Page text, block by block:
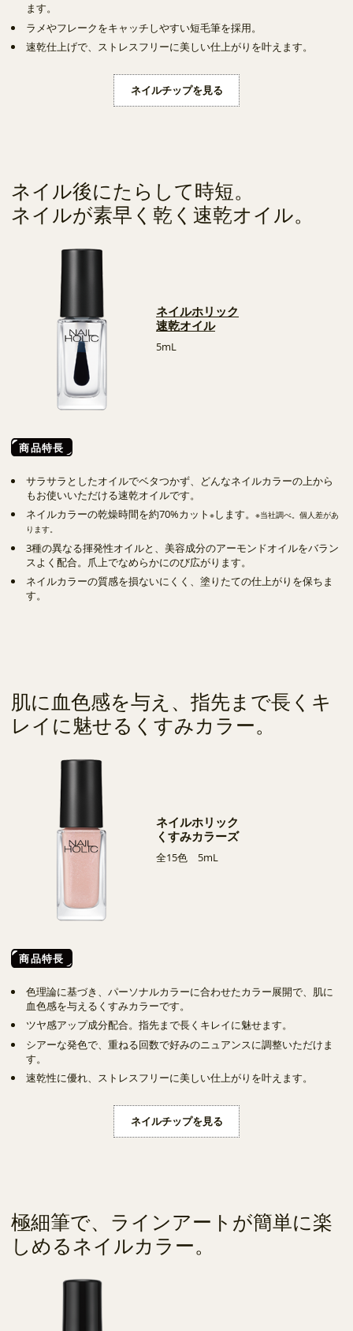
ます。
ラメやフレークをキャッチしやすい短毛筆を採用。
速乾仕上げで、ストレスフリーに美しい仕上がりを叶えます。
ネイルチップを見る
ネイル後にたらして時短。
ネイルが素早く乾く速乾オイル。
ネイルホリック
速乾オイル
5mL
商品特長
サラサラとしたオイルでベタつかず、どんなネイルカラーの上から
もお使いいただける速乾オイルです。
ネイルカラーの乾燥時間を約70%カット ※します。
※当社調べ。個人差があ
ります。
3種の異なる揮発性オイルと、美容成分のアーモンドオイルをバラン
スよく配合。爪上でなめらかにのび広がります。
ネイルカラーの質感を損ないにくく、塗りたての仕上がりを保ちま
す。
肌に血色感を与え、指先まで長くキ
レイに魅せるくすみカラー。
ネイルホリック
くすみカラーズ
全15色 5mL
商品特長
色理論に基づき、パーソナルカラーに合わせたカラー展開で、肌に
血色感を与えるくすみカラーです。
ツヤ感アップ成分配合。指先まで長くキレイに魅せます。
シアーな発色で、重ねる回数で好みのニュアンスに調整いただけま
す。
速乾性に優れ、ストレスフリーに美しい仕上がりを叶えます。
ネイルチップを見る
極細筆で、ラインアートが簡単に楽
しめるネイルカラー。